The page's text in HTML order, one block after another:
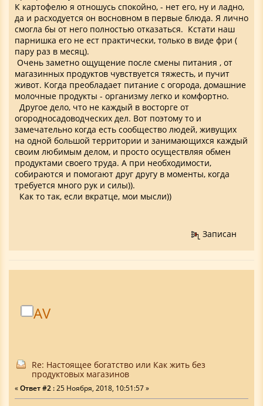
К картофелю я отношусь спокойно, - нет его, ну и ладно,
да и расходуется он восновном в первые блюда. Я лично
смогла бы от него полностью отказаться. Кстати наш
парнишка его не ест практически, только в виде фри (
пару раз в месяц).
Очень заметно ощущение после смены питания , от
магазинных продуктов чувствуется тяжесть, и пучит
живот. Когда преобладает питание с огорода, домашние
молочные продукты - организму легко и комфортно.
Другое дело, что не каждый в восторге от
огородносадоводческих дел. Вот поэтому то и
замечательно когда есть сообщество людей, живущих
на одной большой территории и занимающихся каждый
своим любимым делом, и просто осуществляя обмен
продуктами своего труда. А при необходимости,
собираются и помогают друг другу в моменты, когда
требуется много рук и силы)).
Как то так, если вкратце, мои мысли))
Записан
AV
Re: Настоящее богатство или Как жить без
продуктовых магазинов
«Ответ #2 :25 Ноября, 2018, 10:51:57 »